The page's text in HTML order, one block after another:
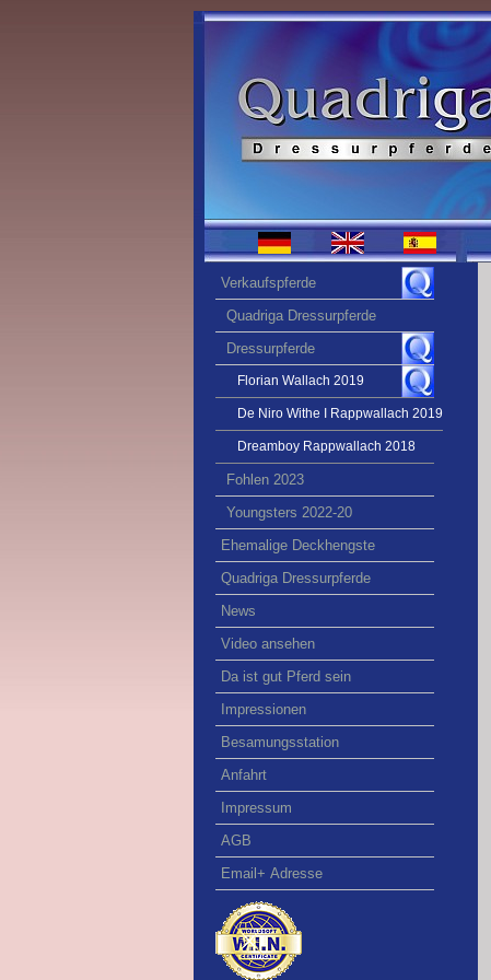
Verkaufspferde
Quadriga Dressurpferde
Dressurpferde
Florian Wallach 2019
De Niro Withe I Rappwallach 2019
Dreamboy Rappwallach 2018
Fohlen 2023
Youngsters 2022-20
Ehemalige Deckhengste
Quadriga Dressurpferde
News
Video ansehen
Da ist gut Pferd sein
Impressionen
Besamungsstation
Anfahrt
Impressum
AGB
Email+ Adresse